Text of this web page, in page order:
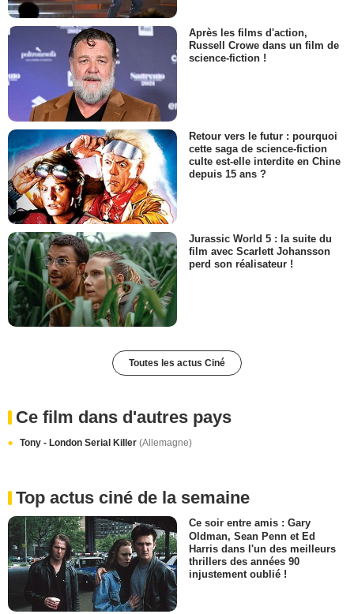
Après les films d'action,
Russell Crowe dans un film de
science-fiction !
Retour vers le futur : pourquoi
cette saga de science-fiction
culte est-elle interdite en Chine
depuis 15 ans ?
Jurassic World 5 : la suite du
film avec Scarlett Johansson
perd son réalisateur !
Toutes les actus Ciné
Ce film dans d'autres pays
Tony - London Serial Killer (Allemagne)
Top actus ciné de la semaine
Ce soir entre amis : Gary
Oldman, Sean Penn et Ed
Harris dans l'un des meilleurs
thrillers des années 90
injustement oublié !